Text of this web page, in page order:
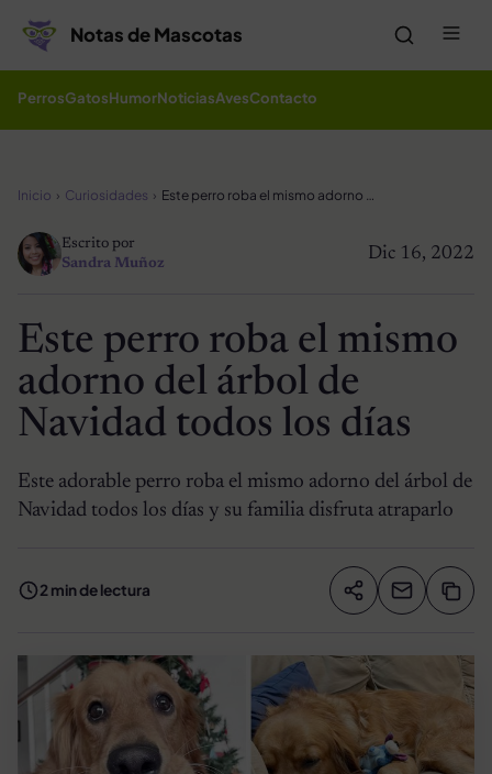
Notas de Mascotas
PerrosGatosHumorNoticiasAvesContacto
Inicio Curiosidades Este perro roba el mismo adorno del árbol de Navidad todos los días
Dic 16, 2022
Escrito por
Sandra Muñoz
Este perro roba el mismo
adorno del árbol de
Navidad todos los días
Este adorable perro roba el mismo adorno del árbol de
Navidad todos los días y su familia disfruta atraparlo
2 min de lectura Compartir